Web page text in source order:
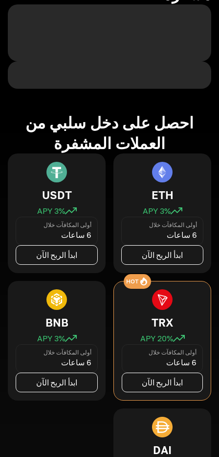
احصل على دخل سلبي من
العملات المشفرة
ETH
3% APY
أولى المكافآت خلال
6 ساعات
ابدأ الربح الآن
USDT
3% APY
أولى المكافآت خلال
6 ساعات
ابدأ الربح الآن
HOT
TRX
20% APY
أولى المكافآت خلال
6 ساعات
ابدأ الربح الآن
BNB
3% APY
أولى المكافآت خلال
6 ساعات
ابدأ الربح الآن
DAI